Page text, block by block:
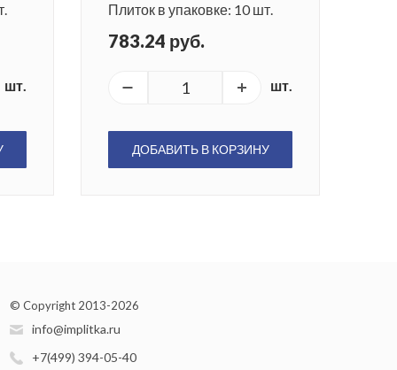
шт.
Плиток в упаковке: 10 шт.
783.24 руб.
шт.
ДОБАВИТЬ В КОРЗИНУ
© Copyright 2013-2026
info@implitka.ru
+7(499) 394-05-40